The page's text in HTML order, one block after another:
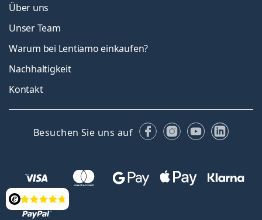
Bewertung
Über uns
Unser Team
Warum bei Lentiamo einkaufen?
Nachhaltigkeit
Kontakt
Besuchen Sie uns auf FacebookInstagram
YouTube